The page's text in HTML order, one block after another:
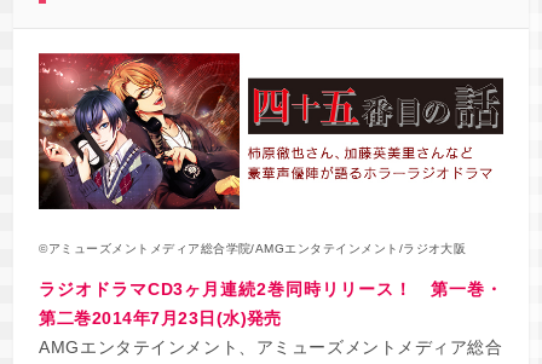
©アミューズメントメディア総合学院/AMGエンタテインメント/ラジオ大阪
ラジオドラマCD3ヶ月連続2巻同時リリース！ 第一巻・
第二巻2014年7月23日(水)発売
AMGエンタテインメント、アミューズメントメディア総合